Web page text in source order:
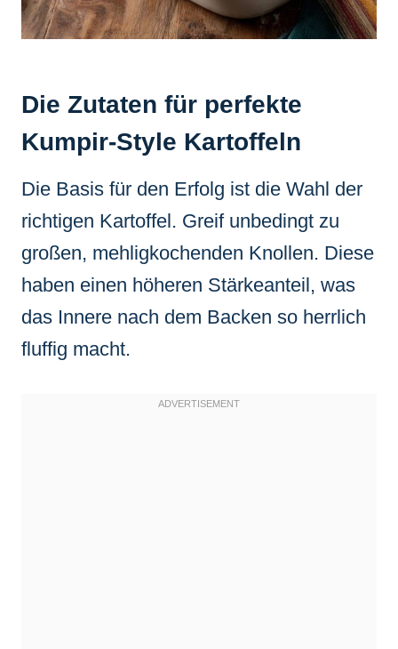
Die Zutaten für perfekte
Kumpir-Style Kartoffeln
Die Basis für den Erfolg ist die Wahl der
richtigen Kartoffel. Greif unbedingt zu
großen, mehligkochenden Knollen. Diese
haben einen höheren Stärkeanteil, was
das Innere nach dem Backen so herrlich
fluffig macht.